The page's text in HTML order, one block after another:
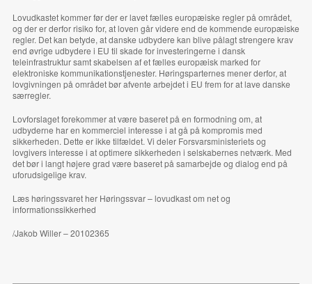
Lovudkastet kommer før der er lavet fælles europæiske regler på området,
og der er derfor risiko for, at loven går videre end de kommende europæiske
regler. Det kan betyde, at danske udbydere kan blive pålagt strengere krav
end øvrige udbydere i EU til skade for investeringerne i dansk
teleinfrastruktur samt skabelsen af et fælles europæisk marked for
elektroniske kommunikationstjenester. Høringsparternes mener derfor, at
lovgivningen på området bør afvente arbejdet i EU frem for at lave danske
særregler.
Lovforslaget forekommer at være baseret på en formodning om, at
udbyderne har en kommerciel interesse i at gå på kompromis med
sikkerheden. Dette er ikke tilfældet. Vi deler Forsvarsministeriets og
lovgivers interesse i at optimere sikkerheden i selskabernes netværk. Med
det bør i langt højere grad være baseret på samarbejde og dialog end på
uforudsigelige krav.
Læs høringssvaret her Høringssvar – lovudkast om net og
informationssikkerhed
/Jakob Willer – 20102365